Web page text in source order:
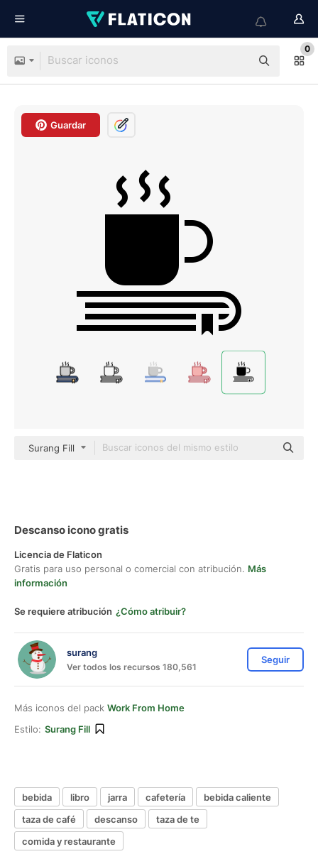
0
Guardar
Surang Fill
Descanso icono gratis
Licencia de Flaticon
Gratis para uso personal o comercial con atribución. Más
información
Se requiere atribución ¿Cómo atribuir?
surang
Ver todos los recursos 180,561
Seguir
Más iconos del pack Work From Home
Estilo: Surang Fill
bebida libro jarra cafetería
bebida caliente
taza de café
descanso
taza de te
comida y restaurante